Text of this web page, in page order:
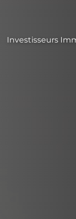
Investisseurs